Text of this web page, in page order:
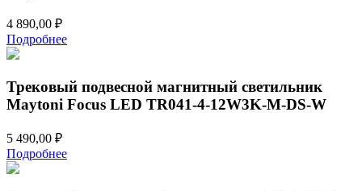
4 890,00 ₽
Подробнее
Трековый подвесной магнитный светильник
Maytoni Focus LED TR041-4-12W3K-M-DS-W
5 490,00 ₽
Подробнее